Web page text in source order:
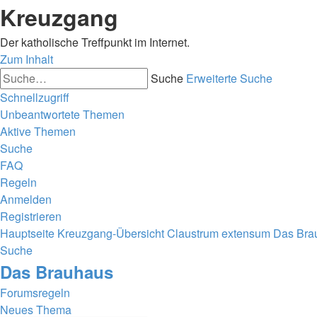
Kreuzgang
Der katholische Treffpunkt im Internet.
Zum Inhalt
Suche Erweiterte Suche
Schnellzugriff
Unbeantwortete Themen
Aktive Themen
Suche
FAQ
Regeln
Anmelden
Registrieren
Hauptseite Kreuzgang-ÜbersichtClaustrum extensum Das
Suche
Das Brauhaus
Forumsregeln
Neues Thema